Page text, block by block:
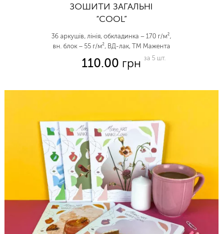
ЗОШИТИ ЗАГАЛЬНІ
“COOL”
36 аркушів, лінія, обкладинка – 170 г/м²,
вн. блок – 55 г/м², ВД-лак, ТМ Мажента
110.00 грн за 5 шт.